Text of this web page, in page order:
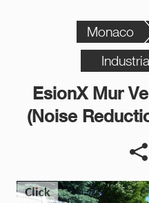
Monaco
EsionX Mur
(Noise